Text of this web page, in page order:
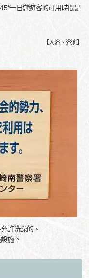
一日遊遊客的可用時間是
【入浴、浴池】
許洗澡的。
施。